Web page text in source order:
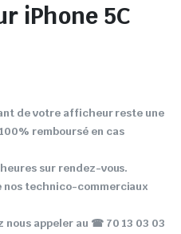
iPhone 5C
de votre afficheur reste une
remboursé en cas
sur rendez-vous.
nos technico-commerciaux
nous appeler au ☎ 70 13 03 03